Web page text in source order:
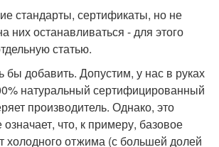
стандарты, сертификаты, но не
них останавливаться - для этого
статью.
бы добавить. Допустим, у нас в руках
натуральный сертифицированный
производитель. Однако, это
что, к примеру, базовое
холодного отжима (с большей долей